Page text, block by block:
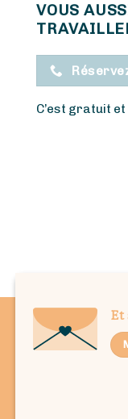
VOUS
C’est gratuit
Et